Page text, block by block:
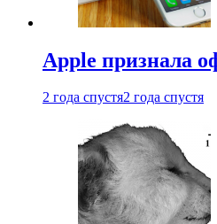
Apple признала
2 года спустя2 года спустя